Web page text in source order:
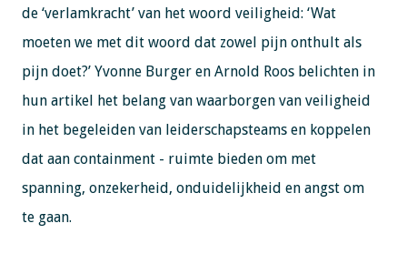
de ‘verlamkracht’ van het woord veiligheid: ‘Wat
moeten we met dit woord dat zowel pijn onthult als
pijn doet?’ Yvonne Burger en Arnold Roos belichten in
hun artikel het belang van waarborgen van veiligheid
in het begeleiden van leiderschapsteams en koppelen
dat aan containment - ruimte bieden om met
spanning, onzekerheid, onduidelijkheid en angst om
te gaan.